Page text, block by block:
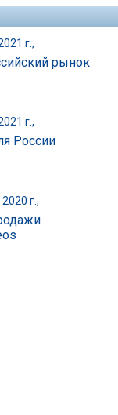
г.,
рынок
г.,
России
г.,